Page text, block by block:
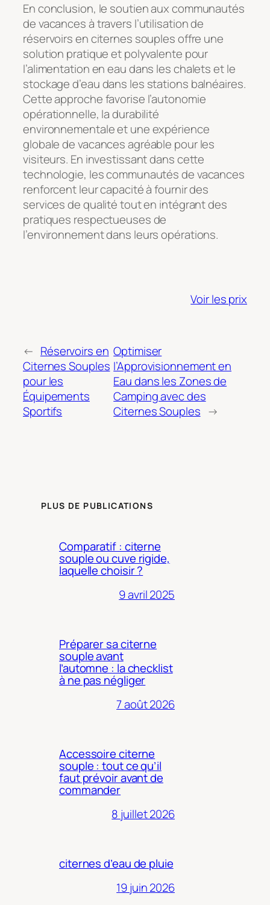
En conclusion, le soutien aux communautés
de vacances à travers l’utilisation de
réservoirs en citernes souples offre une
solution pratique et polyvalente pour
l’alimentation en eau dans les chalets et le
stockage d’eau dans les stations balnéaires.
Cette approche favorise l’autonomie
opérationnelle, la durabilité
environnementale et une expérience
globale de vacances agréable pour les
visiteurs. En investissant dans cette
technologie, les communautés de vacances
renforcent leur capacité à fournir des
services de qualité tout en intégrant des
pratiques respectueuses de
l’environnement dans leurs opérations.
Voir les prix
← Réservoirs en
Citernes Souples
pour les
Équipements
Sportifs
Optimiser
l’Approvisionnement en
Eau dans les Zones de
Camping avec des
Citernes Souples →
PLUS DE PUBLICATIONS
Comparatif : citerne
souple ou cuve rigide,
laquelle choisir ?
9 avril 2025
Préparer sa citerne
souple avant
l’automne : la checklist
à ne pas négliger
7 août 2026
Accessoire citerne
souple : tout ce qu’il
faut prévoir avant de
commander
8 juillet 2026
citernes d’eau de pluie
19 juin 2026